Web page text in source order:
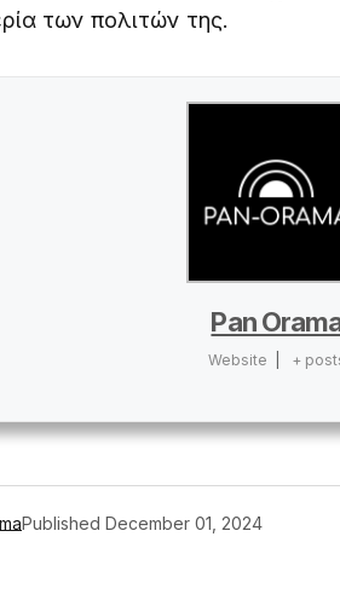
των πολιτών της.
Pan
Website +
Published December 01, 2024